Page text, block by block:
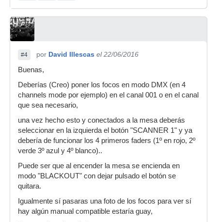
#4 por David Illescas el 22/06/2016
Buenas,
Deberías (Creo) poner los focos en modo DMX (en 4
channels mode por ejemplo) en el canal 001 o en el canal
que sea necesario,
una vez hecho esto y conectados a la mesa deberás
seleccionar en la izquierda el botón "SCANNER 1" y ya
debería de funcionar los 4 primeros faders (1º en rojo, 2º
verde 3º azul y 4º blanco)..
Puede ser que al encender la mesa se encienda en
modo "BLACKOUT" con dejar pulsado el botón se
quitara.
Igualmente sí pasaras una foto de los focos para ver sí
hay algún manual compatible estaría guay,